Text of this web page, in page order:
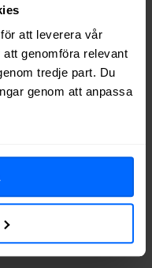
att leverera vår
genomföra relevant
tredje part. Du
genom att anpassa
på adressen.
som erbjuder
är det bara att